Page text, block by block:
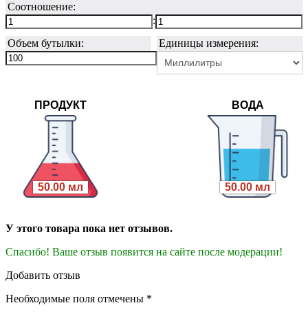
Соотношение:
:
Объем бутылки:
Единицы измерения:
ПРОДУКТ
50.00 мл
ВОДА
50.00 мл
У этого товара пока нет отзывов.
Спасибо! Ваше отзыв появится на сайте после модерации!
Добавить отзыв
Необходимые поля отмечены *